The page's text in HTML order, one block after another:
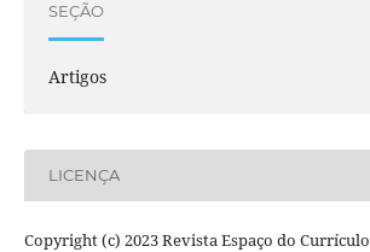
SEÇÃO
Artigos
LICENÇA
Copyright (c) 2023 Revista Espaço do Currículo